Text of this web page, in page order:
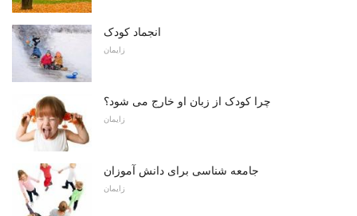
انجماد کودک
زایمان
چرا کودک از زبان او خارج می شود؟
زایمان
جامعه شناسی برای دانش آموزان
زایمان